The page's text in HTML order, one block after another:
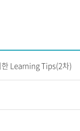
Learning Tips(2차)